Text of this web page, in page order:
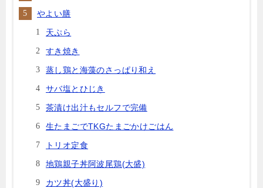
やよい膳
天ぷら
すき焼き
蒸し鶏と海藻のさっぱり和え
サバ塩とひじき
茶漬け出汁もセルフで完備
生たまごでTKGたまごかけごはん
トリオ定食
地鶏親子丼阿波尾鶏(大盛)
カツ丼(大盛り)